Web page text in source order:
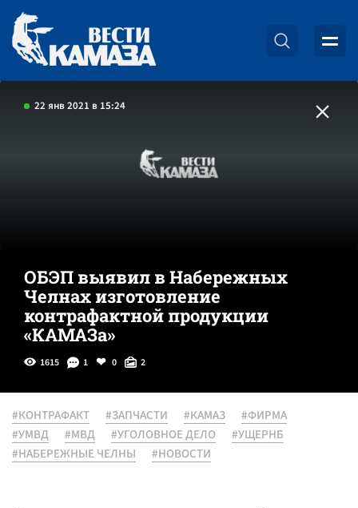
22 янв 2021 в 15:24
ОБЭП выявил в Набережных
Челнах изготовление
контрафактной продукции
«КАМАЗа»
1615 1 0 2
#КОНТРАФАКТ #ЗАПЧАСТИ #КАМАЗ
#ФИРМА
#УМВД
#МВД #УГОЛОВНОЕ ДЕЛО
#УЩЕРНБ
#НАБЕРЕЖНЫЕ ЧЕЛНЫ
#НОВОСТИ